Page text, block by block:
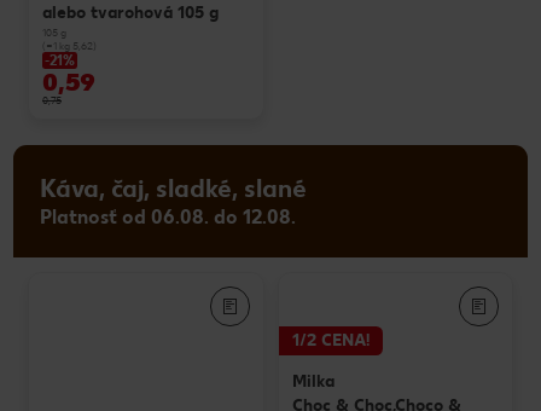
alebo tvarohová 105 g
105 g
(=1 kg 5,62)
-21%
0,59
0,75
Káva, čaj, sladké, slané
Platnosť od 06.08. do 12.08.
1/2 CENA!
Milka
Choc & Choc,Choco &